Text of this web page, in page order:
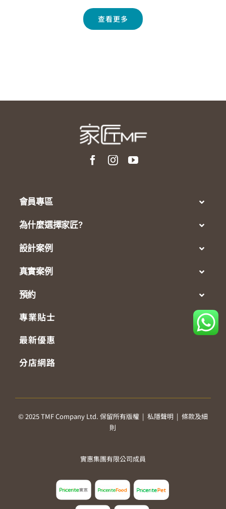
查看更多
會員專區
為什麼選擇家匠?
設計案例
真實案例
預約
專業貼士
最新優惠
分店網路
© 2025 TMF Company Ltd. 保留所有版權 |私隱聲明 |條款及細
則
實惠集團有限公司成員